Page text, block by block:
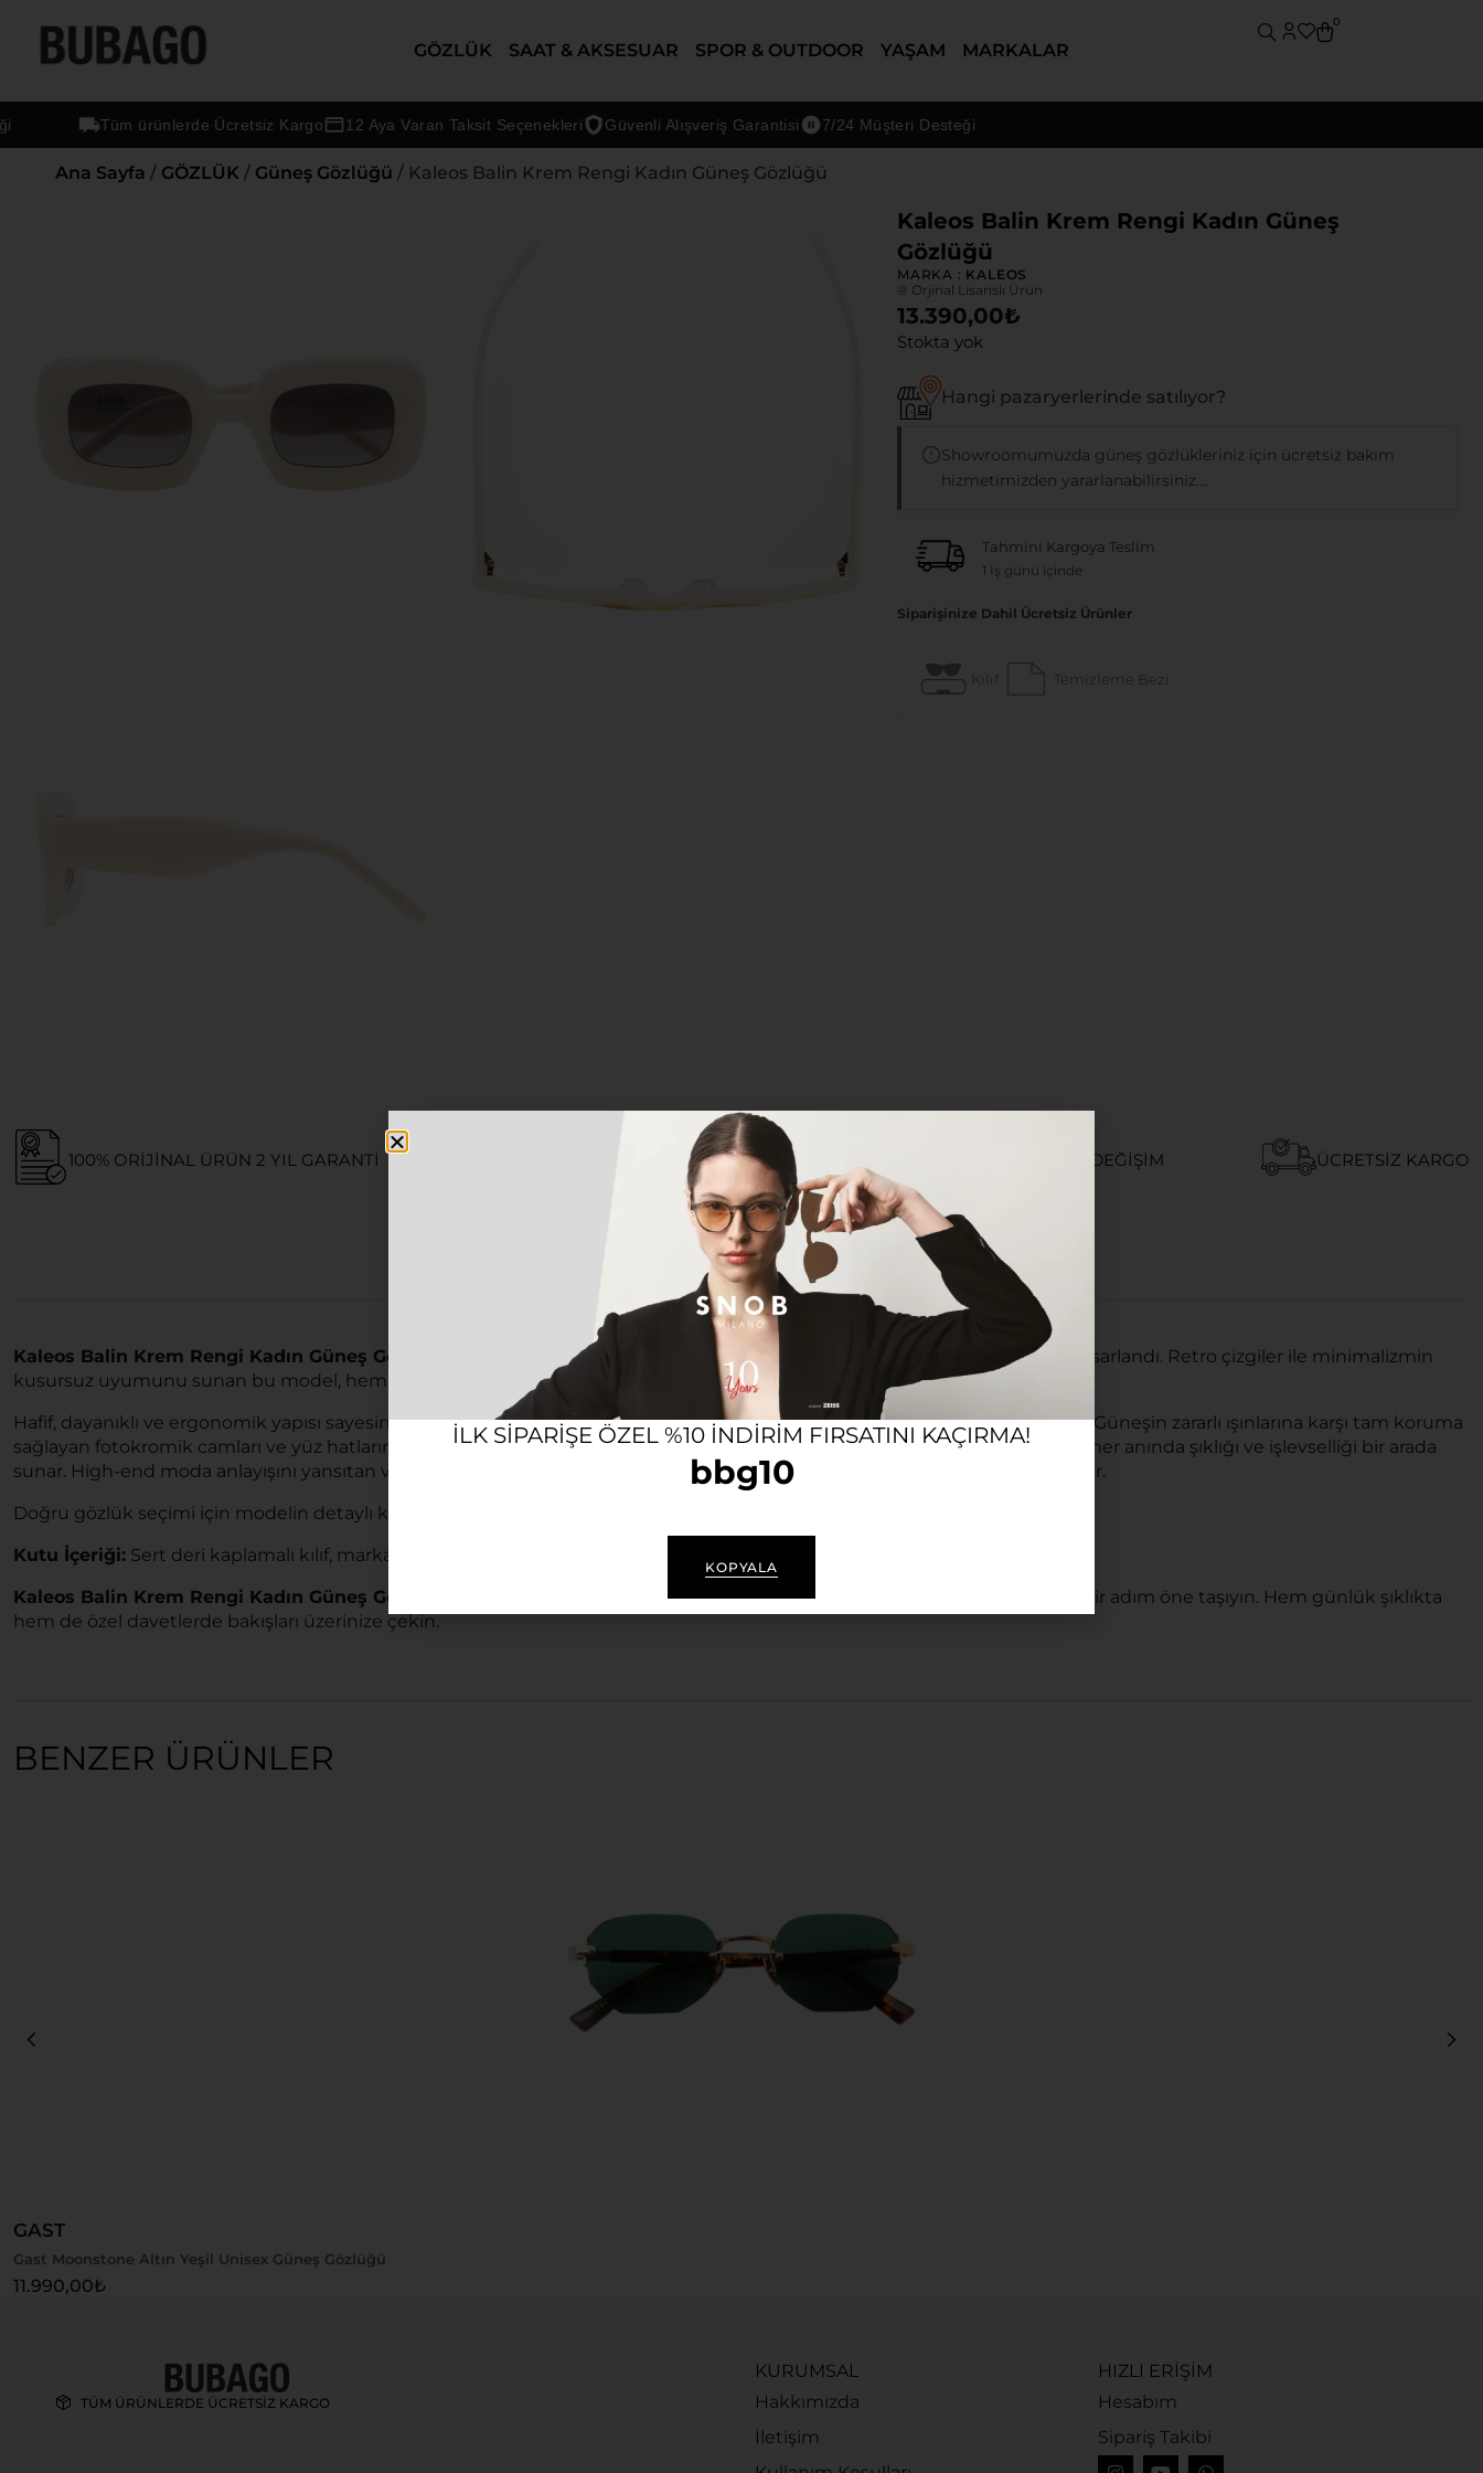
GÖZLÜK SAAT & AKSESUAR SPOR & OUTDOOR YAŞAM MARKALAR
0
Tüm ürünlerde Ücretsiz Kargo 12 Aya Varan Taksit Seçenekleri Güvenli Alışveriş Garantisi 7/24 Müşteri Desteği
Ana Sayfa / GÖZLÜK / Güneş Gözlüğü / Kaleos Balin Krem Rengi Kadın Güneş Gözlüğü
Kaleos Balin Krem Rengi Kadın Güneş
Gözlüğü
MARKA : KALEOS
® Orjinal Lisanslı Ürün
13.390,00₺
Stokta yok
Hangi pazaryerlerinde satılıyor?
Showroomumuzda güneş gözlükleriniz için ücretsiz bakım
hizmetimizden yararlanabilirsiniz....
Tahmini Kargoya Teslim
1 İş günü içinde
Siparişinize Dahil Ücretsiz Ürünler
Kılıf Temizleme Bezi
100% ORIJINAL ÜRÜN 2 YIL GARANTI 12 AYA VARAN TAKSIT SEÇENEĞI KOLAY İADE VE DEĞIŞIM ÜCRETSIZ KARGO
Açıklama Ek bilgi
Kaleos Balin Krem Rengi Kadın Güneş Gözlüğü
, stilini özgün ve zamansız detaylarla tamamlamak isteyen kadınlar için tasarlandı. Retro çizgiler ile minimalizmin
kusursuz uyumunu sunan bu model, hem klasik hem de modern kombinlerinizin vazgeçilmez bir parçası olmaya aday.
Hafif, dayanıklı ve ergonomik yapısı sayesinde estetikten ödün vermeden gün boyu yüksek konforun tadını çıkarabilirsiniz. Güneşin zararlı ışınlarına karşı tam koruma
sağlayan fotokromik camları ve yüz hatlarına mükemmel uyum sağlayan bordo asetat çerçeve tasarımıyla, günlük hayatın her anında şıklığı ve işlevselliği bir arada
sunar. High-end moda anlayışını yansıtan ve İtalya’da üretilen bu özel parça, kalitesiyle de uzun ömürlü bir kullanım vadeder.
Doğru gözlük seçimi için modelin detaylı kutu içeriği şu şekildedir:
Kutu İçeriği: Sert deri kaplamalı kılıf, markaya özel gözlük bezi, sertifikasyonlar, kullanım kılavuzu ve garanti belgesi.
Kaleos Balin Krem Rengi Kadın Güneş Gözlüğü
ile gözlerinizi güneşin zararlı etkilerinden korurken, stilinizi her ortamda bir adım öne taşıyın. Hem günlük şıklıkta
hem de özel davetlerde bakışları üzerinize çekin.
BENZER ÜRÜNLER
GAST
Gast Moonstone Altın Yeşil Unisex Güneş Gözlüğü
11.990,00₺
TÜM ÜRÜNLERDE ÜCRETSİZ KARGO
KURUMSAL
Hakkımızda
İletişim
HIZLI ERİŞİM
Hesabım
Sipariş Takibi
ILK SIPARIŞE ÖZEL %10 INDIRIM FIRSATINI KAÇIRMA!
bbg10
KOPYALA